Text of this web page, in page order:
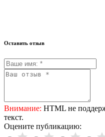
Оставить отзыв
Внимание: HTML не
текст.
Оцените публикацию: